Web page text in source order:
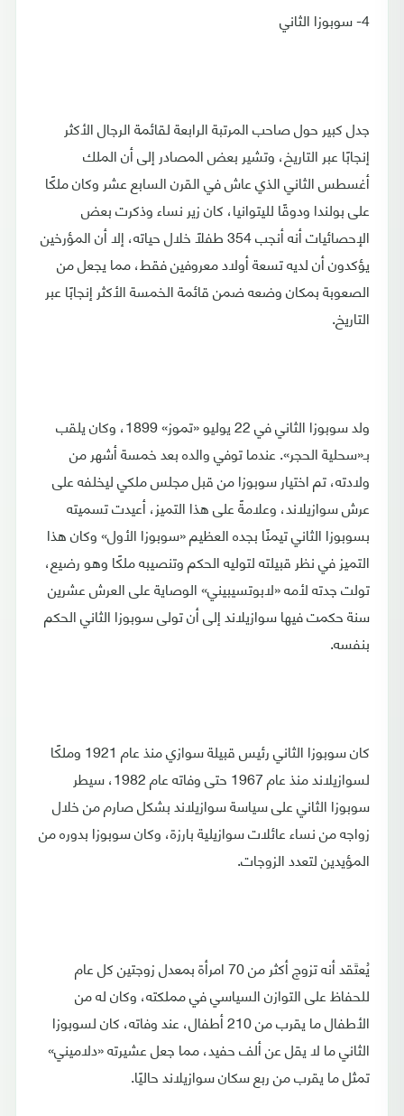
4- سوبوزا الثاني
جدل كبير حول صاحب المرتبة الرابعة لقائمة الرجال الأكثر
إنجابًا عبر التاريخ، وتشير بعض المصادر إلى أن الملك
أغسطس الثاني الذي عاش في القرن السابع عشر وكان ملكًا
على بولندا ودوقًا لليتوانيا، كان زير نساء وذكرت بعض
الإحصائيات أنه أنجب 354 طفلًا خلال حياته، إلا أن المؤرخين
يؤكدون أن لديه تسعة أولاد معروفين فقط، مما يجعل من
الصعوبة بمكان وضعه ضمن قائمة الخمسة الأكثر إنجابًا عبر
التاريخ.
ولد سوبوزا الثاني في 22 يوليو «تموز» 1899، وكان يلقب
بـ«سحلية الحجر». عندما توفي والده بعد خمسة أشهر من
ولادته، تم اختيار سوبوزا من قبل مجلس ملكي ليخلفه على
عرش سوازيلاند، وعلامةً على هذا التميز، أعيدت تسميته
بسوبوزا الثاني تيمنًا بجده العظيم «سوبوزا الأول» وكان هذا
التميز في نظر قبيلته لتوليه الحكم وتنصيبه ملكًا وهو رضيع،
تولت جدته لأمه «لابوتسيبيني» الوصاية على العرش عشرين
سنة حكمت فيها سوازيلاند إلى أن تولى سوبوزا الثاني الحكم
بنفسه.
كان سوبوزا الثاني رئيس قبيلة سوازي منذ عام 1921 وملكًا
لسوازيلاند منذ عام 1967 حتى وفاته عام 1982، سيطر
سوبوزا الثاني على سياسة سوازيلاند بشكل صارم من خلال
زواجه من نساء عائلات سوازيلية بارزة، وكان سوبوزا بدوره من
المؤيدين لتعدد الزوجات.
يُعتَقد أنه تزوج أكثر من 70 امرأة بمعدل زوجتين كل عام
للحفاظ على التوازن السياسي في مملكته، وكان له من
الأطفال ما يقرب من 210 أطفال، عند وفاته، كان لسوبوزا
الثاني ما لا يقل عن ألف حفيد، مما جعل عشيرته «دلاميني»
تمثل ما يقرب من ربع سكان سوازيلاند حاليًا.